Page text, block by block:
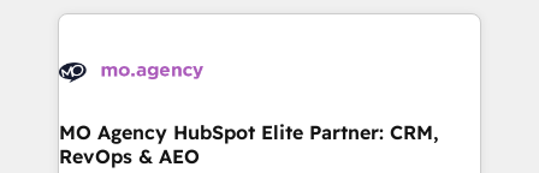
services are offered in both English & French.
onboarding from platforms like Salesforce, NetSuite,
WordPress and legacy CRMs, turning fragmented
architectures that accelerate revenue operations and
performance. - Multi-object CRM migration, cleanup,
MO Agency HubSpot Elite Partner: CRM,
RevOps & AEO